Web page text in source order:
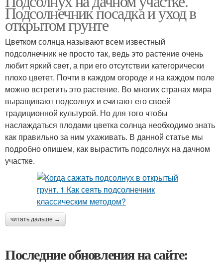
Подсолнечник посадка и уход в
открытом грунте
Цветком солнца называют всем известный
подсолнечник не просто так, ведь это растение очень
любит яркий свет, а при его отсутствии категорически
плохо цветет. Почти в каждом огороде и на каждом поле
можно встретить это растение. Во многих странах мира
выращивают подсолнух и считают его своей
традиционной культурой. Но для того чтобы
наслаждаться плодами цветка солнца необходимо знать
как правильно за ним ухаживать. В данной статье мы
подробно опишем, как вырастить подсолнух на дачном
участке.
читать дальше →
Последние обновления на сайте: